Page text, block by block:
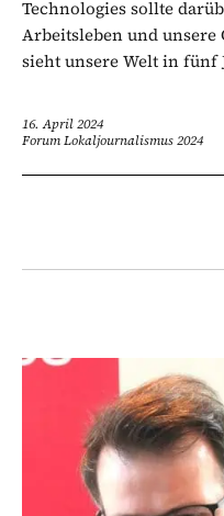
Technologies sollte
Arbeitsleben und unsere
sieht unsere Welt in fünf
16. April 2024
Forum Lokaljournalismus 2024